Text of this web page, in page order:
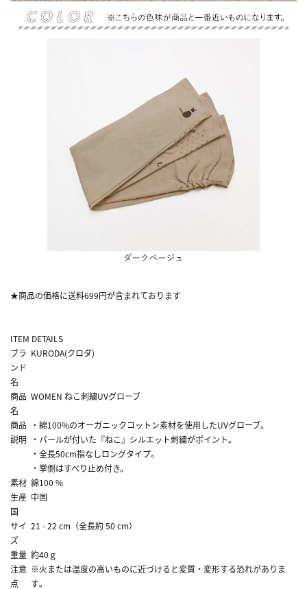
★商品の価格に送料699円が含まれております
ITEM DETAILS
ブラ
ンド
名
KURODA(クロダ)
商品
名
WOMEN ねこ刺繍UVグローブ
商品
説明
・綿100%のオーガニックコットン素材を使用したUVグローブ。
・パールが付いた『ねこ』シルエット刺繍がポイント。
・全長50cm指なしロングタイプ。
・掌側はすべり止め付き。
素材 綿100 %
生産
国
中国
サイ
ズ
21 - 22 cm（全長約 50 cm）
重量 約40ｇ
注意
点
※火または温度の高いものに近づけると変質・変形する恐れがありま
す｡